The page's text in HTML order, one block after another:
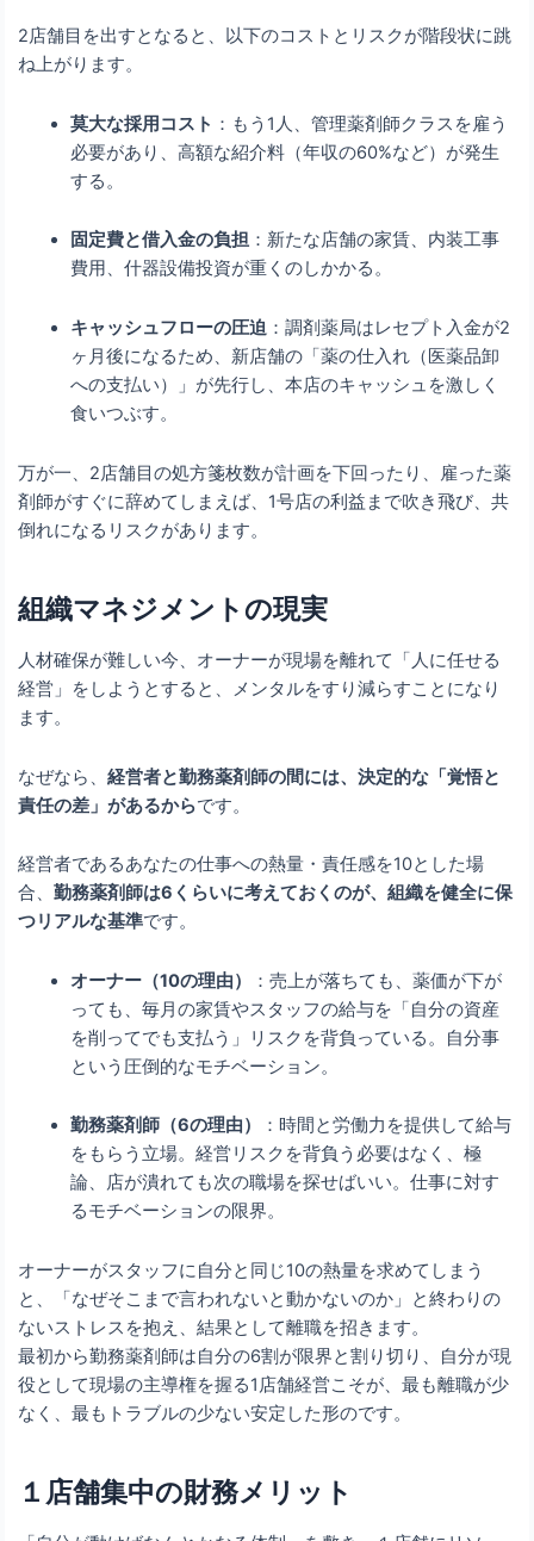
2店舗目を出すとなると、以下のコストとリスクが階段状に跳
ね上がります。
莫大な採用コスト ：もう1人、管理薬剤師クラスを雇う
必要があり、高額な紹介料（年収の60%など）が発生
する。
固定費と借入金の負担 ：新たな店舗の家賃、内装工事
費用、什器設備投資が重くのしかかる。
キャッシュフローの圧迫 ：調剤薬局はレセプト入金が2
ヶ月後になるため、新店舗の「薬の仕入れ（医薬品卸
への支払い）」が先行し、本店のキャッシュを激しく
食いつぶす。
万が一、2店舗目の処方箋枚数が計画を下回ったり、雇った薬
剤師がすぐに辞めてしまえば、1号店の利益まで吹き飛び、共
倒れになるリスクがあります。
組織マネジメントの現実
人材確保が難しい今、オーナーが現場を離れて「人に任せる
経営」をしようとすると、メンタルをすり減らすことになり
ます。
なぜなら、経営者と勤務薬剤師の間には、決定的な「覚悟と
責任の差」があるからです。
経営者であるあなたの仕事への熱量・責任感を10とした場
合、勤務薬剤師は6くらいに考えておくのが、組織を健全に保
つリアルな基準です。
オーナー（10の理由）
：売上が落ちても、薬価が下が
っても、毎月の家賃やスタッフの給与を「自分の資産
を削ってでも支払う」リスクを背負っている。自分事
という圧倒的なモチベーション。
勤務薬剤師（6の理由）
：時間と労働力を提供して給与
をもらう立場。経営リスクを背負う必要はなく、極
論、店が潰れても次の職場を探せばいい。仕事に対す
るモチベーションの限界。
オーナーがスタッフに自分と同じ10の熱量を求めてしまう
と、「なぜそこまで言われないと動かないのか」と終わりの
ないストレスを抱え、結果として離職を招きます。
最初から勤務薬剤師は自分の6割が限界と割り切り、自分が現
役として現場の主導権を握る1店舗経営こそが、最も離職が少
なく、最もトラブルの少ない安定した形のです。
１店舗集中の財務メリット